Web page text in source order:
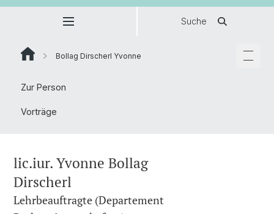
Suche
Bollag Dirscherl Yvonne
Zur Person
Vorträge
lic.iur. Yvonne Bollag
Dirscherl
Lehrbeauftragte (Departement